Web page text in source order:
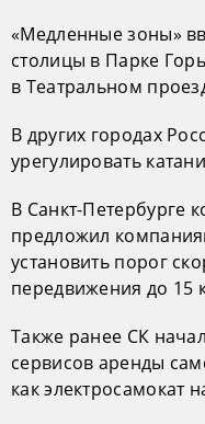
«Медленные зоны»
столицы в Парке
в Театральном
В других городах
урегулировать
В Санкт-Петербурге
предложил
установить порог
передвижения до 15
Также ранее СК
сервисов аренды
как электросамокат